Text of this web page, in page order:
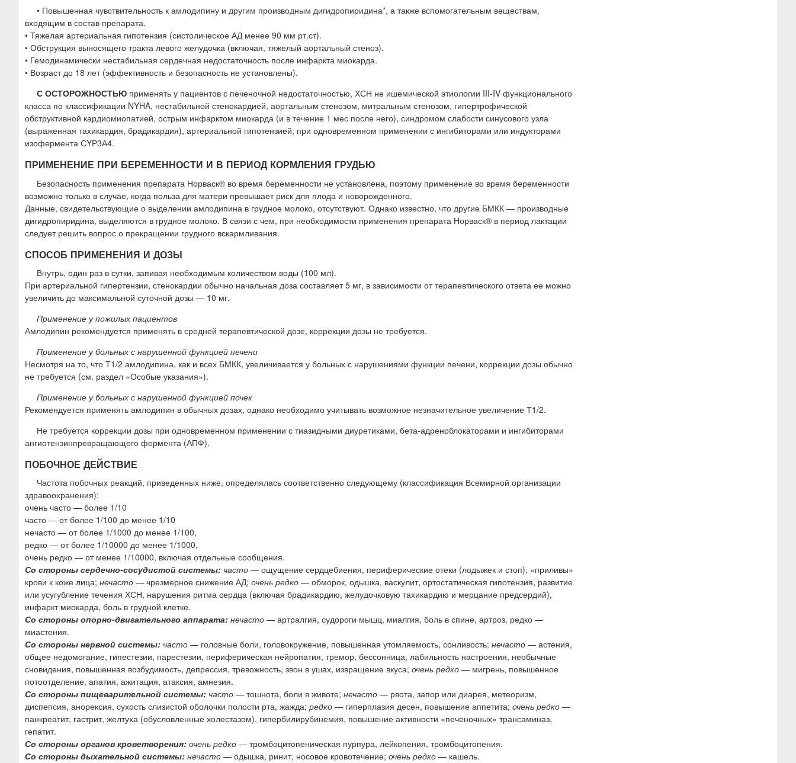
• Повышенная чувствительность к амлодипину и другим производным дигидропиридина*, а также вспомогательным веществам,
входящим в состав препарата.
• Тяжелая артериальная гипотензия (систолическое АД менее 90 мм рт.ст).
• Обструкция выносящего тракта левого желудочка (включая, тяжелый аортальный стеноз).
• Гемодинамически нестабильная сердечная недостаточность после инфаркта миокарда.
• Возраст до 18 лет (эффективность и безопасность не установлены).
С ОСТОРОЖНОСТЬЮ применять у пациентов с печеночной недостаточностью, ХСН не ишемической этиологии III-IV функционального
класса по классификации NYHA, нестабильной стенокардией, аортальным стенозом, митральным стенозом, гипертрофической
обструктивной кардиомиопатией, острым инфарктом миокарда (и в течение 1 мес после него), синдромом слабости синусового узла
(выраженная тахикардия, брадикардия), артериальной гипотензией, при одновременном применении с ингибиторами или индукторами
изофермента СYР3А4.
ПРИМЕНЕНИЕ ПРИ БЕРЕМЕННОСТИ И В ПЕРИОД КОРМЛЕНИЯ ГРУДЬЮ
Безопасность применения препарата Норваск® во время беременности не установлена, поэтому применение во время беременности
возможно только в случае, когда польза для матери превышает риск для плода и новорожденного.
Данные, свидетельствующие о выделении амлодипина в грудное молоко, отсутствуют. Однако известно, что другие БМКК — производные
дигидропиридина, выделяются в грудное молоко. В связи с чем, при необходимости применения препарата Норваск® в период лактации
следует решить вопрос о прекращении грудного вскармливания.
СПОСОБ ПРИМЕНЕНИЯ И ДОЗЫ
Внутрь, один раз в сутки, запивая необходимым количеством воды (100 мл).
При артериальной гипертензии, стенокардии обычно начальная доза составляет 5 мг, в зависимости от терапевтического ответа ее можно
увеличить до максимальной суточной дозы — 10 мг.
Применение у пожилых пациентов
Амлодипин рекомендуется применять в средней терапевтической дозе, коррекции дозы не требуется.
Применение у больных с нарушенной функцией печени
Несмотря на то, что Т1/2 амлодипина, как и всех БМКК, увеличивается у больных с нарушениями функции печени, коррекции дозы обычно
не требуется (см. раздел «Особые указания»).
Применение у больных с нарушенной функцией почек
Рекомендуется применять амлодипин в обычных дозах, однако необходимо учитывать возможное незначительное увеличение Т1/2.
Не требуется коррекции дозы при одновременном применении с тиазидными диуретиками, бета-адреноблокаторами и ингибиторами
ангиотензинпревращающего фермента (АПФ).
ПОБОЧНОЕ ДЕЙСТВИЕ
Частота побочных реакций, приведенных ниже, определялась соответственно следующему (классификация Всемирной организации
здравоохранения):
очень часто — более 1/10
часто — от более 1/100 до менее 1/10
нечасто — от более 1/1000 до менее 1/100,
редко — от более 1/10000 до менее 1/1000,
очень редко — от менее 1/10000, включая отдельные сообщения.
Со стороны сердечно-сосудистой системы: часто — ощущение сердцебиения, периферические отеки (лодыжек и стоп), «приливы»
крови к коже лица; нечасто — чрезмерное снижение АД; очень редко — обморок, одышка, васкулит, ортостатическая гипотензия, развитие
или усугубление течения ХСН, нарушения ритма сердца (включая брадикардию, желудочковую тахикардию и мерцание предсердий),
инфаркт миокарда, боль в грудной клетке.
Со стороны опорно-двигательного аппарата: нечасто — артралгия, судороги мышц, миалгия, боль в спине, артроз, редко —
миастения.
Со стороны нервной системы: часто — головные боли, головокружение, повышенная утомляемость, сонливость; нечасто — астения,
общее недомогание, гипестезии, парестезии, периферическая нейропатия, тремор, бессонница, лабильность настроения, необычные
сновидения, повышенная возбудимость, депрессия, тревожность, звон в ушах, извращение вкуса; очень редко — мигрень, повышенное
потоотделение, апатия, ажитация, атаксия, амнезия.
Со стороны пищеварительной системы: часто — тошнота, боли в животе; нечасто — рвота, запор или диарея, метеоризм,
диспепсия, анорексия, сухость слизистой оболочки полости рта, жажда; редко — гиперплазия десен, повышение аппетита; очень редко —
панкреатит, гастрит, желтуха (обусловленные холестазом), гипербилирубинемия, повышение активности «печеночных» трансаминаз,
гепатит.
Со стороны органов кроветворения: очень редко — тромбоцитопеническая пурпура, лейкопения, тромбоцитопения.
Со стороны дыхательной системы: нечасто — одышка, ринит, носовое кровотечение; очень редко — кашель.